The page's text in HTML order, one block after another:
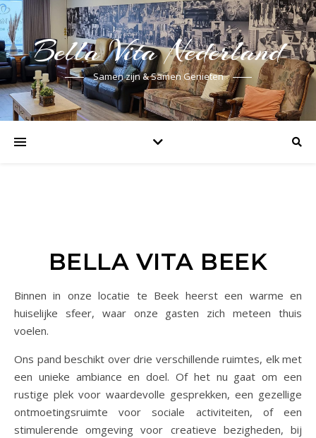
Bella Vita Nederland
Samen zijn & Samen Genieten
BELLA VITA BEEK
Binnen in onze locatie te Beek heerst een warme en
huiselijke sfeer, waar onze gasten zich meteen thuis
voelen.
Ons pand beschikt over drie verschillende ruimtes, elk met
een unieke ambiance en doel. Of het nu gaat om een
rustige plek voor waardevolle gesprekken, een gezellige
ontmoetingsruimte voor sociale activiteiten, of een
stimulerende omgeving voor creatieve bezigheden, bij